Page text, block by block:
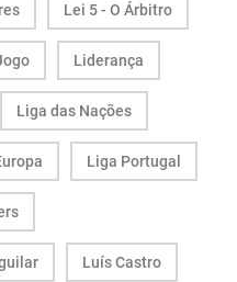
Lei 5 - O Árbitro
Liderança
Liga das Nações
Liga Portugal
Luís Castro